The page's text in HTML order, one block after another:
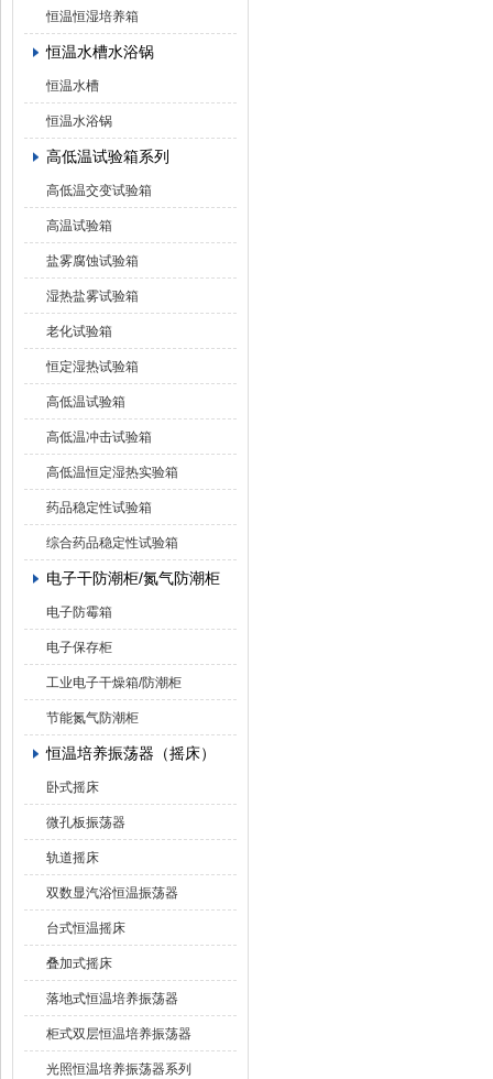
恒温恒湿培养箱
恒温水槽水浴锅
恒温水槽
恒温水浴锅
高低温试验箱系列
高低温交变试验箱
高温试验箱
盐雾腐蚀试验箱
湿热盐雾试验箱
老化试验箱
恒定湿热试验箱
高低温试验箱
高低温冲击试验箱
高低温恒定湿热实验箱
药品稳定性试验箱
综合药品稳定性试验箱
电子干防潮柜/氮气防潮柜
电子防霉箱
电子保存柜
工业电子干燥箱/防潮柜
节能氮气防潮柜
恒温培养振荡器（摇床）
卧式摇床
微孔板振荡器
轨道摇床
双数显汽浴恒温振荡器
台式恒温摇床
叠加式摇床
落地式恒温培养振荡器
柜式双层恒温培养振荡器
光照恒温培养振荡器系列